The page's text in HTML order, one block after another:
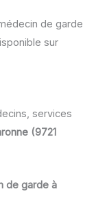
de garde
sur
services
(9721
de garde à